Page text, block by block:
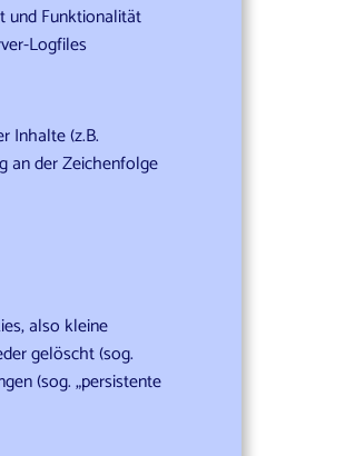
und Funktionalität
Logfiles
Inhalte (z.B.
an der Zeichenfolge
also kleine
gelöscht (sog.
(sog. „persistente